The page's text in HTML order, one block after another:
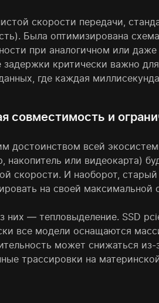
скорости передачи,
Была оптимизирована
при аналогичном или
критически важно
где каждая
совместимость и
достоинством всей
накопитель или видеокарта)
скорости. И наоборот,
на своей максимальной
них — тепловыделение. SSD
все модели оснащаются
может снижаться
трассировки на